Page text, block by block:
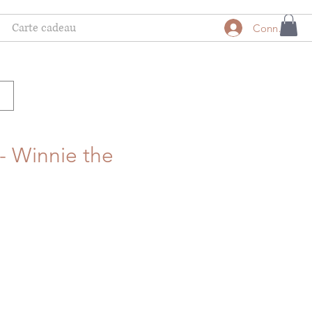
Carte cadeau Connexion
Winnie the